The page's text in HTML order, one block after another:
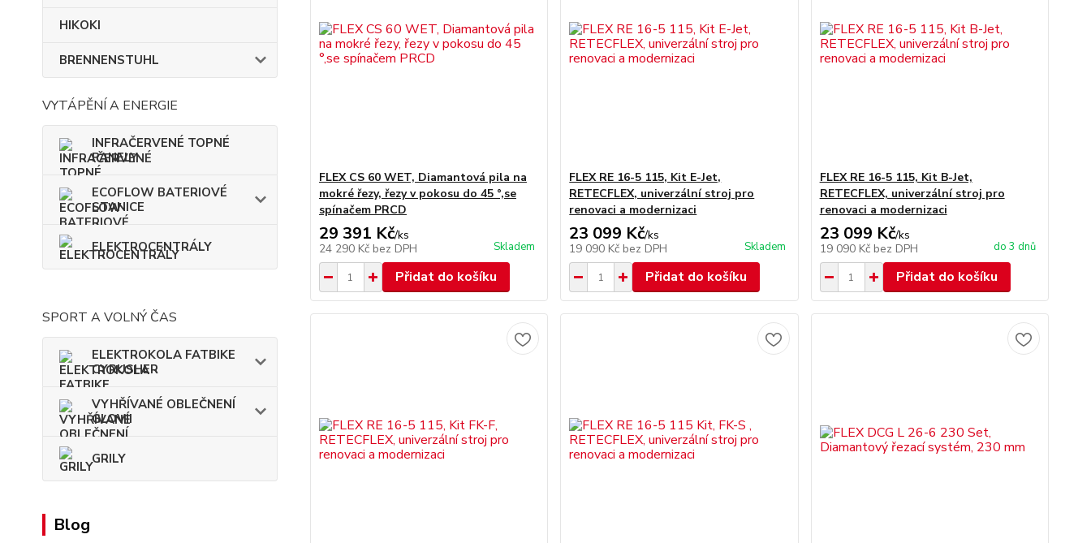
HIKOKI
BRENNENSTUHL
VYTÁPĚNÍ A ENERGIE
INFRAČERVENÉ TOPNÉ
PANELY
ECOFLOW BATERIOVÉ
STANICE
ELEKTROCENTRÁLY
SPORT A VOLNÝ ČAS
ELEKTROKOLA FATBIKE
CYRUSHER
VYHŘÍVANÉ OBLEČNENÍ
GLOVII
GRILY
Blog
FLEX CS 60 WET, Diamantová pila na
mokré řezy, řezy v pokosu do 45 °,se
spínačem PRCD
29 391 Kč/ks
24 290 Kč bez DPH Skladem
Přidat do košíku
FLEX RE 16-5 115, Kit E-Jet,
RETECFLEX, univerzální stroj pro
renovaci a modernizaci
23 099 Kč/ks
19 090 Kč bez DPH Skladem
Přidat do košíku
FLEX RE 16-5 115, Kit B-Jet,
RETECFLEX, univerzální stroj pro
renovaci a modernizaci
23 099 Kč/ks
19 090 Kč bez DPH do 3 dnů
Přidat do košíku